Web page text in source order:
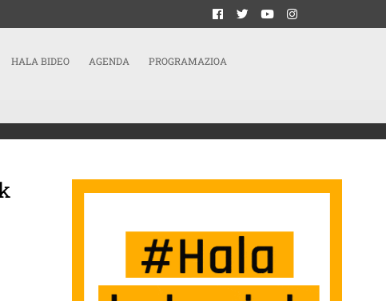
HALA BIDEO AGENDA PROGRAMAZIOA
DITUZTEN ARAZOAK ISLATU DITU GESEK